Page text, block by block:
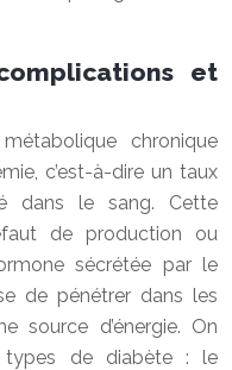
et
chronique
c’est-à-dire un taux
dans le sang. Cette
de production ou
sécrétée par le
de pénétrer dans les
source d’énergie. On
types de diabète : le